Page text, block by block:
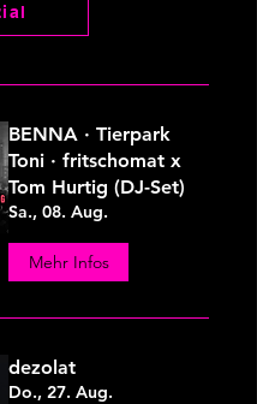
BENNA · Tierpark
Toni · fritschomat x
Tom Hurtig (DJ-Set)
Sa., 08. Aug.
Mehr Infos
dezolat
Do., 27. Aug.